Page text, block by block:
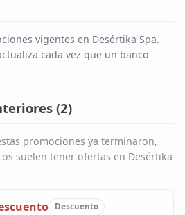
vigentes en Desértika Spa.
cada vez que un banco
(2)
promociones ya terminaron,
suelen tener ofertas en Desértika
Descuento